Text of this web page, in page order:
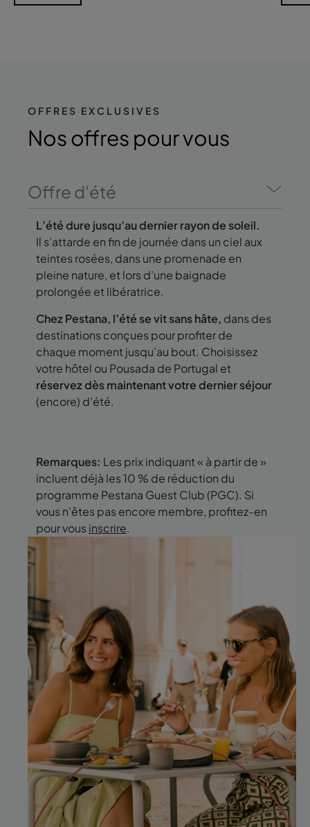
OFFRES EXCLUSIVES
Nos offres pour vous
Offre d'été
L’été dure jusqu’au dernier rayon de soleil.
Il s’attarde en fin de journée dans un ciel aux
teintes rosées, dans une promenade en
pleine nature, et lors d’une baignade
prolongée et libératrice.
Chez Pestana, l’été se vit sans hâte, dans des
destinations conçues pour profiter de
chaque moment jusqu’au bout. Choisissez
votre hôtel ou Pousada de Portugal et
réservez dès maintenant votre dernier séjour
(encore) d’été.
Remarques: Les prix indiquant « à partir de »
incluent déjà les 10 % de réduction du
programme Pestana Guest Club (PGC). Si
vous n'êtes pas encore membre, profitez-en
pour vous inscrire.